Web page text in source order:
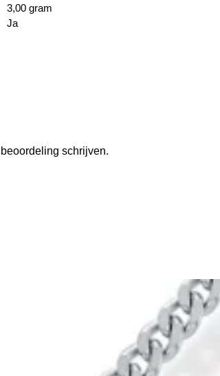
3,00 gram
Ja
schrijven.